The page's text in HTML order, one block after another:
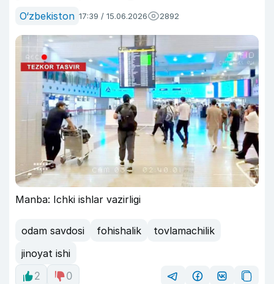
O‘zbekiston 17:39 / 15.06.2026 2892
Manba: Ichki ishlar vazirligi
odam savdosi fohishalik
tovlamachilik
jinoyat ishi
2
0